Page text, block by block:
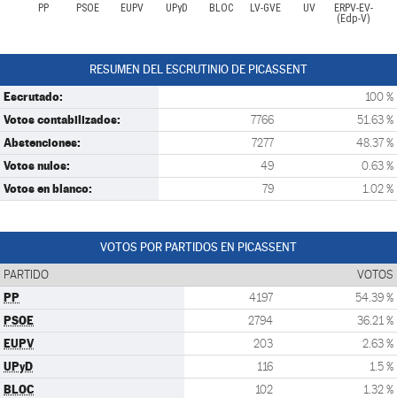
PP PSOE EUPV UPyD BLOC LV-GVE UV
ERPV-EV-
(Edp-V)
RESUMEN DEL ESCRUTINIO DE PICASSENT
Escrutado: 100 %
Votos contabilizados: 7766 51.63 %
Abstenciones: 7277 48.37 %
Votos nulos: 49 0.63 %
Votos en blanco: 79 1.02 %
VOTOS POR PARTIDOS EN PICASSENT
PARTIDO VOTOS
PP 4197 54.39 %
PSOE 2794 36.21 %
EUPV 203 2.63 %
UPyD 116 1.5 %
BLOC 102 1.32 %